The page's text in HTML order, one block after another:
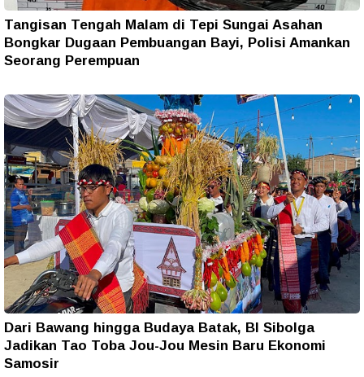
Tangisan Tengah Malam di Tepi Sungai Asahan
Bongkar Dugaan Pembuangan Bayi, Polisi Amankan
Seorang Perempuan
Dari Bawang hingga Budaya Batak, BI Sibolga
Jadikan Tao Toba Jou-Jou Mesin Baru Ekonomi
Samosir